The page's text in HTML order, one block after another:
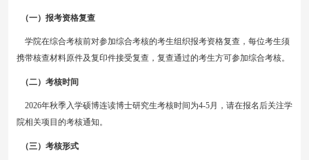
（一）报考资格复查
学院在综合考核前对参加综合考核的考生组织报考资格复查，每位考生须
携带核查材料原件及复印件接受复查，复查通过的考生方可参加综合考核。
（二）考核时间
2026年秋季入学硕博连读博士研究生考核时间为4-5月，请在报名后关注学
院相关项目的考核通知。
（三）考核形式